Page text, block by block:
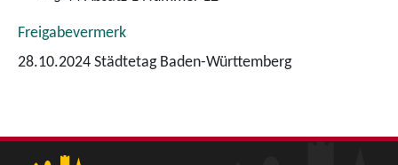
Freigabevermerk
28.10.2024 Städtetag Baden-Württemberg